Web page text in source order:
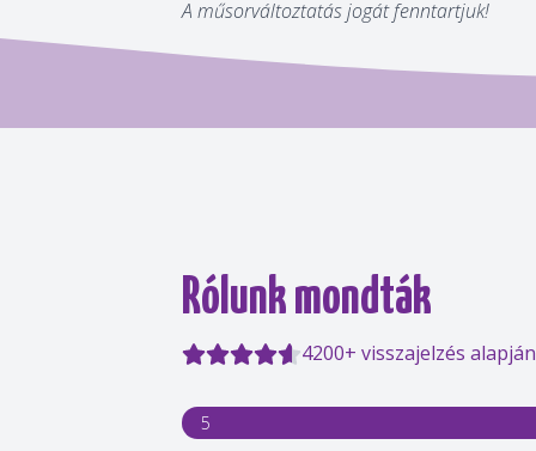
A műsorváltoztatás jogát fenntartjuk!
Rólunk mondták
4200+ visszajelzés alapján
5